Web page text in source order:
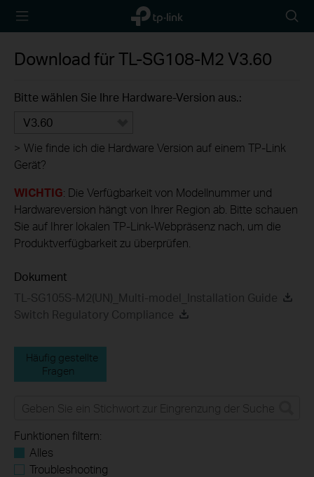
TP-Link,
Reliably
icon
Download fürTL-SG108-M2 V3.60
Bitte wählen Sie Ihre Hardware-Version aus.:
V3.60
> Wie finde ich die Hardware Version auf einem TP-Link
Gerät?
WICHTIG: Die Verfügbarkeit von Modellnummer und
Hardwareversion hängt von Ihrer Region ab. Bitte schauen
Sie auf Ihrer lokalen TP-Link-Webpräsenz nach, um die
Produktverfügbarkeit zu überprüfen.
Dokument
TL-SG105S-M2(UN)_Multi-model_Installation Guide
Switch Regulatory Compliance
Häufig gestellte
Fragen
Funktionen filtern:
Alles
Troubleshooting